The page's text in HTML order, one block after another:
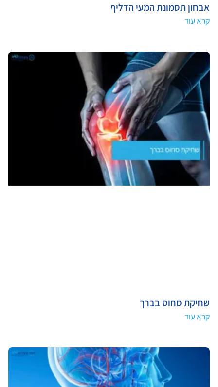
אבחון תסמונת המעי הדליף
קרא עוד
שחיקת סחוס בברך
קרא עוד